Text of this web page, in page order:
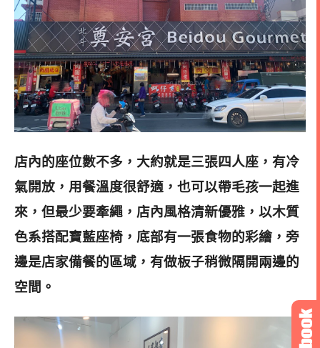
店內的座位數不多，大約就是三張四人座，有冷
氣開放，用餐溫度很舒適，也可以帶毛孩一起進
來，但最少要牽繩，店內風格清新優雅，以木質
色系搭配寶藍座椅，底部有一張食物的彩繪，旁
邊是店家備餐的區域，有做板子稍微隔開兩邊的
空間 。